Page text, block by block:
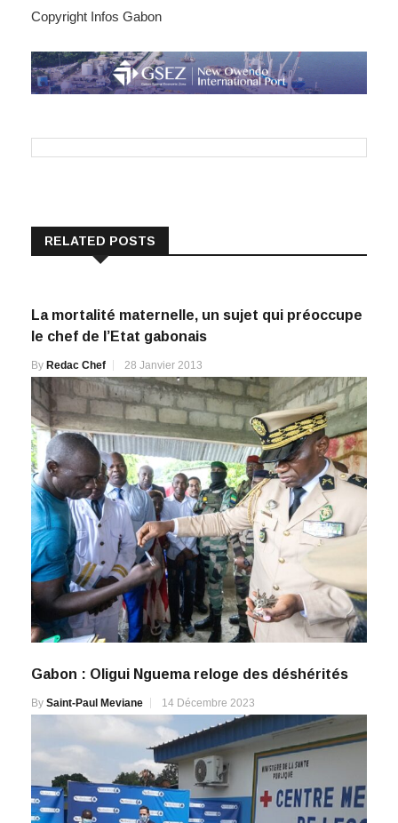
Copyright Infos Gabon
RELATED POSTS
La mortalité maternelle, un sujet qui préoccupe
le chef de l’Etat gabonais
By Redac Chef 28 Janvier 2013
Gabon : Oligui Nguema reloge des déshérités
By Saint-Paul Meviane 14 Décembre 2023